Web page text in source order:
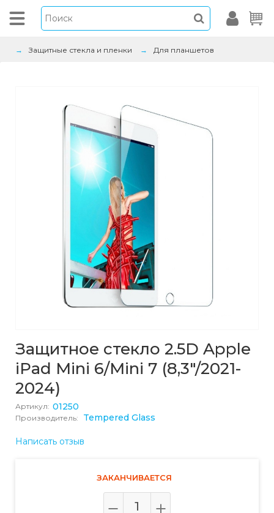
Защитные стекла и пленки Для планшетов
Защитное стекло 2.5D Apple
iPad Mini 6/Mini 7 (8,3"/2021-
2024)
Артикул: 01250
Производитель: Tempered Glass
Написать отзыв
ЗАКАНЧИВАЕТСЯ